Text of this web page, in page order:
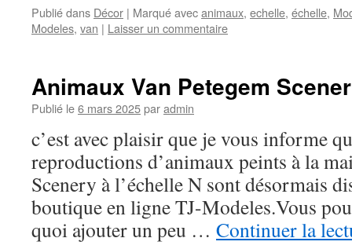
Publié dans Décor | Marqué avecanimaux, echelle, échelle,
Modeles, van | Laisser un commentaire
Animaux Van Petegem
Publié le6 mars 2025paradmin
c’est avec plaisir que je vous informe
reproductions d’animaux peints à la
Scenery à l’échelle N sont désormais
boutique en ligne TJ-Modeles.Vous
quoi ajouter un peu … Continuer la